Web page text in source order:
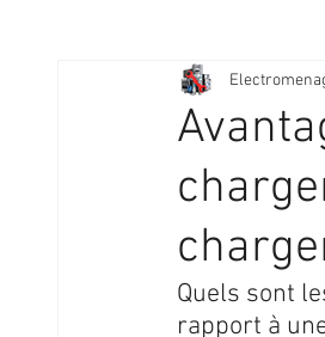
Trucs et Astuces
Quels sont
rapport à